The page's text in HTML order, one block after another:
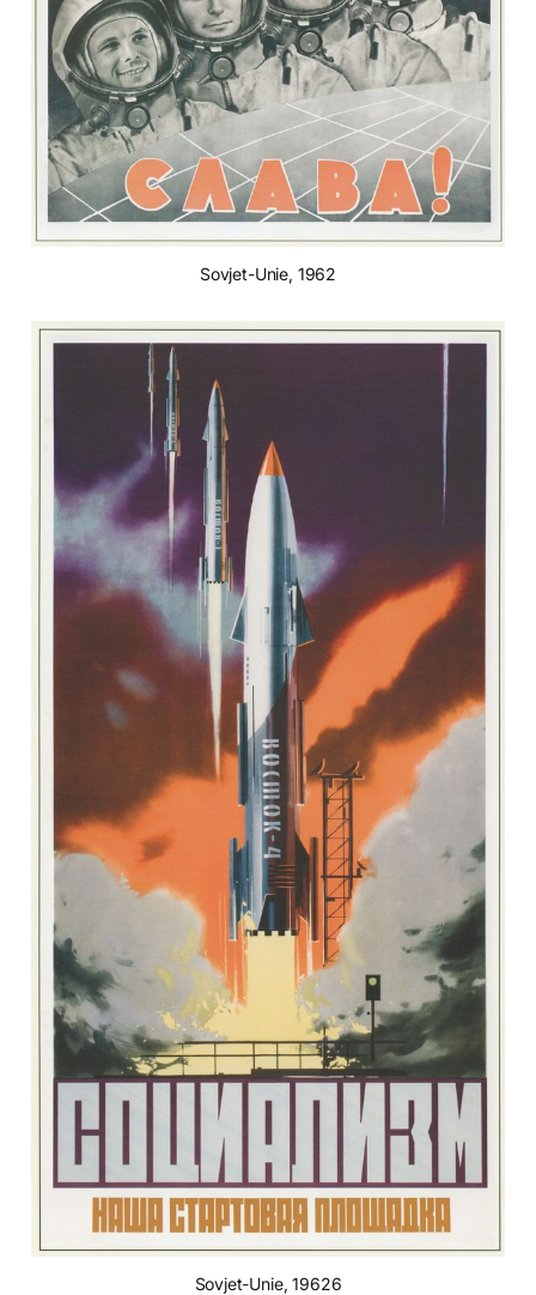
Sovjet-Unie, 1962
Sovjet-Unie, 19626